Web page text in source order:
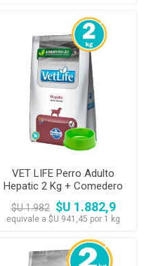
VET LIFE Perro Adulto
Hepatic 2 Kg + Comedero
$U 1.982 $U 1.882,9
equivale a $U 941,45 por 1 kg